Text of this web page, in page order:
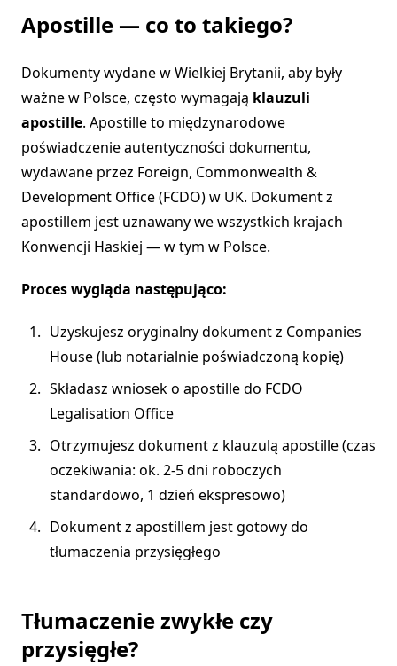
Apostille — co to takiego?
Dokumenty wydane w Wielkiej Brytanii, aby były
ważne w Polsce, często wymagają klauzuli
apostille. Apostille to międzynarodowe
poświadczenie autentyczności dokumentu,
wydawane przez Foreign, Commonwealth &
Development Office (FCDO) w UK. Dokument z
apostillem jest uznawany we wszystkich krajach
Konwencji Haskiej — w tym w Polsce.
Proces wygląda następująco:
Uzyskujesz oryginalny dokument z Companies
House (lub notarialnie poświadczoną kopię)
Składasz wniosek o apostille do FCDO
Legalisation Office
Otrzymujesz dokument z klauzulą apostille (czas
oczekiwania: ok. 2-5 dni roboczych
standardowo, 1 dzień ekspresowo)
Dokument z apostillem jest gotowy do
tłumaczenia przysięgłego
Tłumaczenie zwykłe czy
przysięgłe?